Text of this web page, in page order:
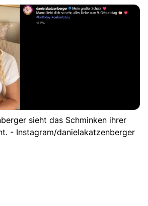
sieht das Schminken ihrer
- Instagram/danielakatzenberger